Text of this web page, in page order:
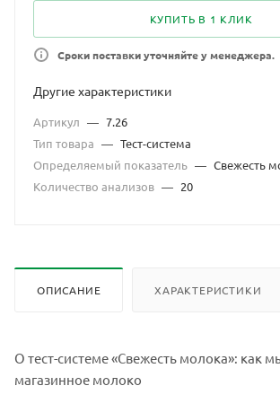
КУПИТЬ В 1 КЛИК
Сроки поставки уточняйте у менеджера.
Другие характеристики
Артикул — 7.26
Тип товара — Тест-система
Определяемый показатель — Свежесть
Количество анализов — 20
ОПИСАНИЕ ХАРАКТЕРИСТИКИ
О тест-системе «Свежесть молока»: как
магазинное молоко